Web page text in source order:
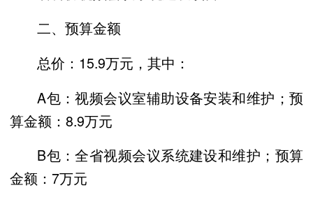
二、预算金额
总价：15.9万元，其中：
A包：视频会议室辅助设备安装和维护；预
算金额：8.9万元
B包：全省视频会议系统建设和维护；预算
金额：7万元